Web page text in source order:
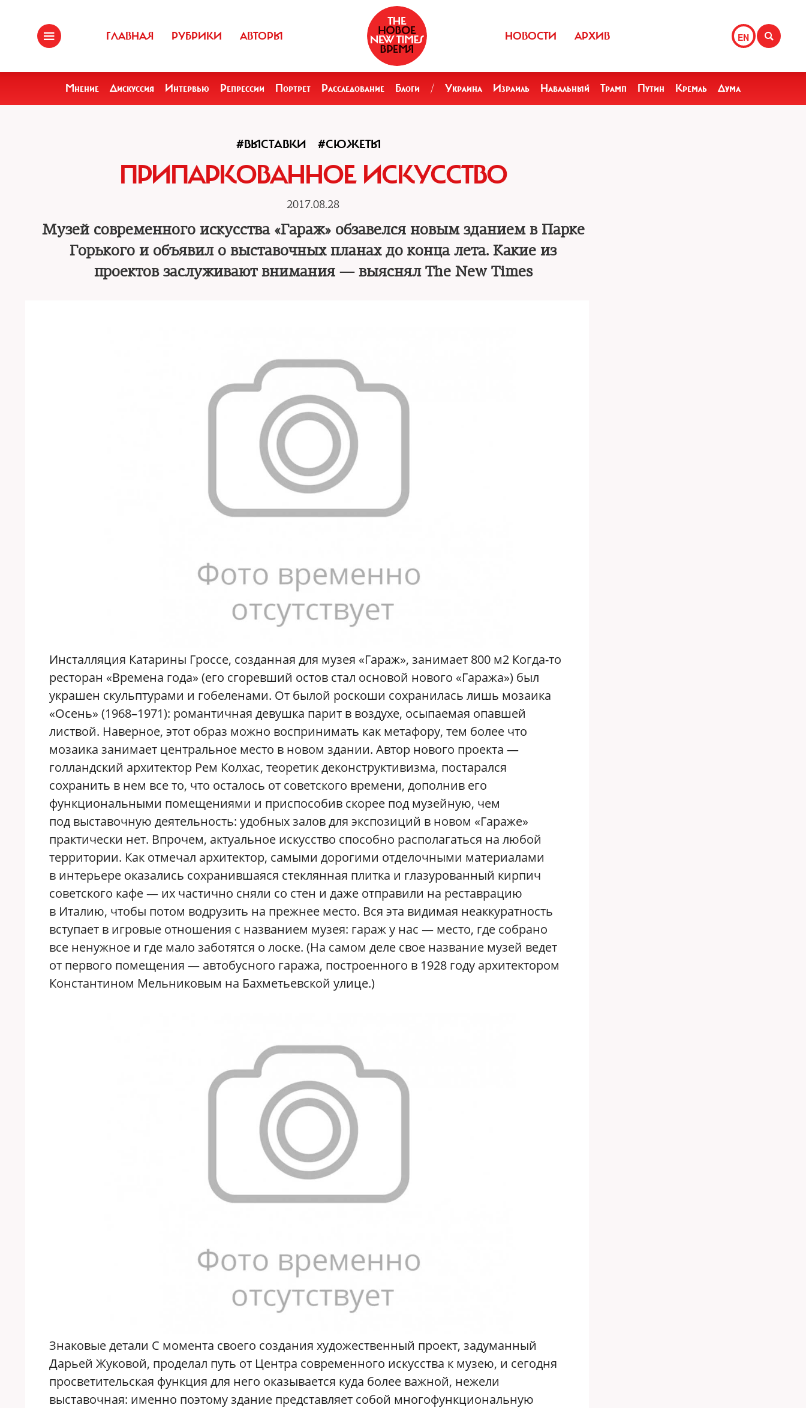
ГЛАВНАЯ РУБРИКИ АВТОРЫ EN
НОВОСТИ АРХИВ
Мнение Дискуссия Интервью Репрессии Портрет Расследование Блоги / Украина Израиль Навальный Трамп Путин Кремль Дума
#ВЫСТАВКИ #СЮЖЕТЫ
ПРИПАРКОВАННОЕ ИСКУССТВО
2017.08.28
Музей современного искусства «Гараж» обзавелся новым зданием в Парке
Горького и объявил о выставочных планах до конца лета. Какие из
проектов заслуживают внимания — выяснял The New Times
Инсталляция Катарины Гроссе, созданная для музея «Гараж», занимает 800 м2 Когда-то
ресторан «Времена года» (его сгоревший остов стал основой нового «Гаража») был
украшен скульптурами и гобеленами. От былой роскоши сохранилась лишь мозаика
«Осень» (1968–1971): романтичная девушка парит в воздухе, осыпаемая опавшей
листвой. Наверное, этот образ можно воспринимать как метафору, тем более что
мозаика занимает центральное место в новом здании. Автор нового проекта —
голландский архитектор Рем Колхас, теоретик деконструктивизма, постарался
сохранить в нем все то, что осталось от советского времени, дополнив его
функциональными помещениями и приспособив cкорее под музейную, чем
под выставочную деятельность: удобных залов для экспозиций в новом «Гараже»
практически нет. Впрочем, актуальное искусство способно располагаться на любой
территории. Как отмечал архитектор, самыми дорогими отделочными материалами
в интерьере оказались сохранившаяся стеклянная плитка и глазурованный кирпич
советского кафе — их частично сняли со стен и даже отправили на реставрацию
в Италию, чтобы потом водрузить на прежнее место. Вся эта видимая неаккуратность
вступает в игровые отношения с названием музея: гараж у нас — место, где собрано
все ненужное и где мало заботятся о лоске. (На самом деле свое название музей ведет
от первого помещения — автобусного гаража, построенного в 1928 году архитектором
Константином Мельниковым на Бахметьевской улице.)
Знаковые детали С момента своего создания художественный проект, задуманный
Дарьей Жуковой, проделал путь от Центра современного искусства к музею, и сегодня
просветительская функция для него оказывается куда более важной, нежели
выставочная: именно поэтому здание представляет собой многофункциональную